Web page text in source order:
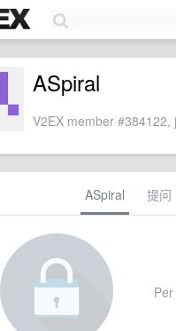
ASpiral
V2EX member
ASpiral 提问